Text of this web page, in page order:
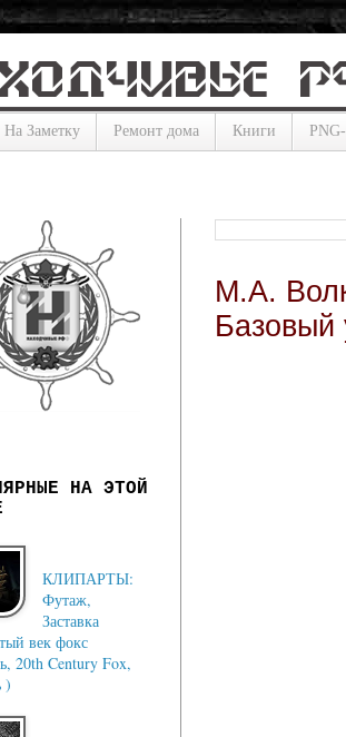
На Заметку Ремонт дома Книги
М.А.
Базовый
НА ЭТОЙ
КЛИПАРТЫ:
Футаж,
Заставка
век фокс
20th Century Fox,
)